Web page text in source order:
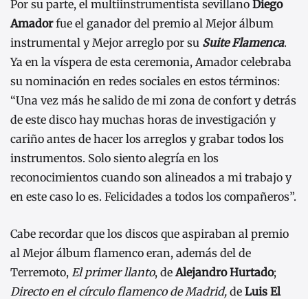
Por su parte, el multiinstrumentista sevillano Diego
Amadorfue el ganador del premio al Mejor álbum
instrumental y Mejor arreglo por su Suite Flamenca.
Ya en la víspera de esta ceremonia, Amador celebraba
su nominación en redes sociales en estos términos:
“Una vez más he salido de mi zona de confort y detrás
de este disco hay muchas horas de investigación y
cariño antes de hacer los arreglos y grabar todos los
instrumentos. Solo siento alegría en los
reconocimientos cuando son alineados a mi trabajo y
en este caso lo es. Felicidades a todos los compañeros”.
Cabe recordar que los discos que aspiraban al premio
al Mejor álbum flamenco eran, además del de
Terremoto, El primer llanto, de Alejandro Hurtado;
Directo en el círculo flamenco de Madrid, de Luis El